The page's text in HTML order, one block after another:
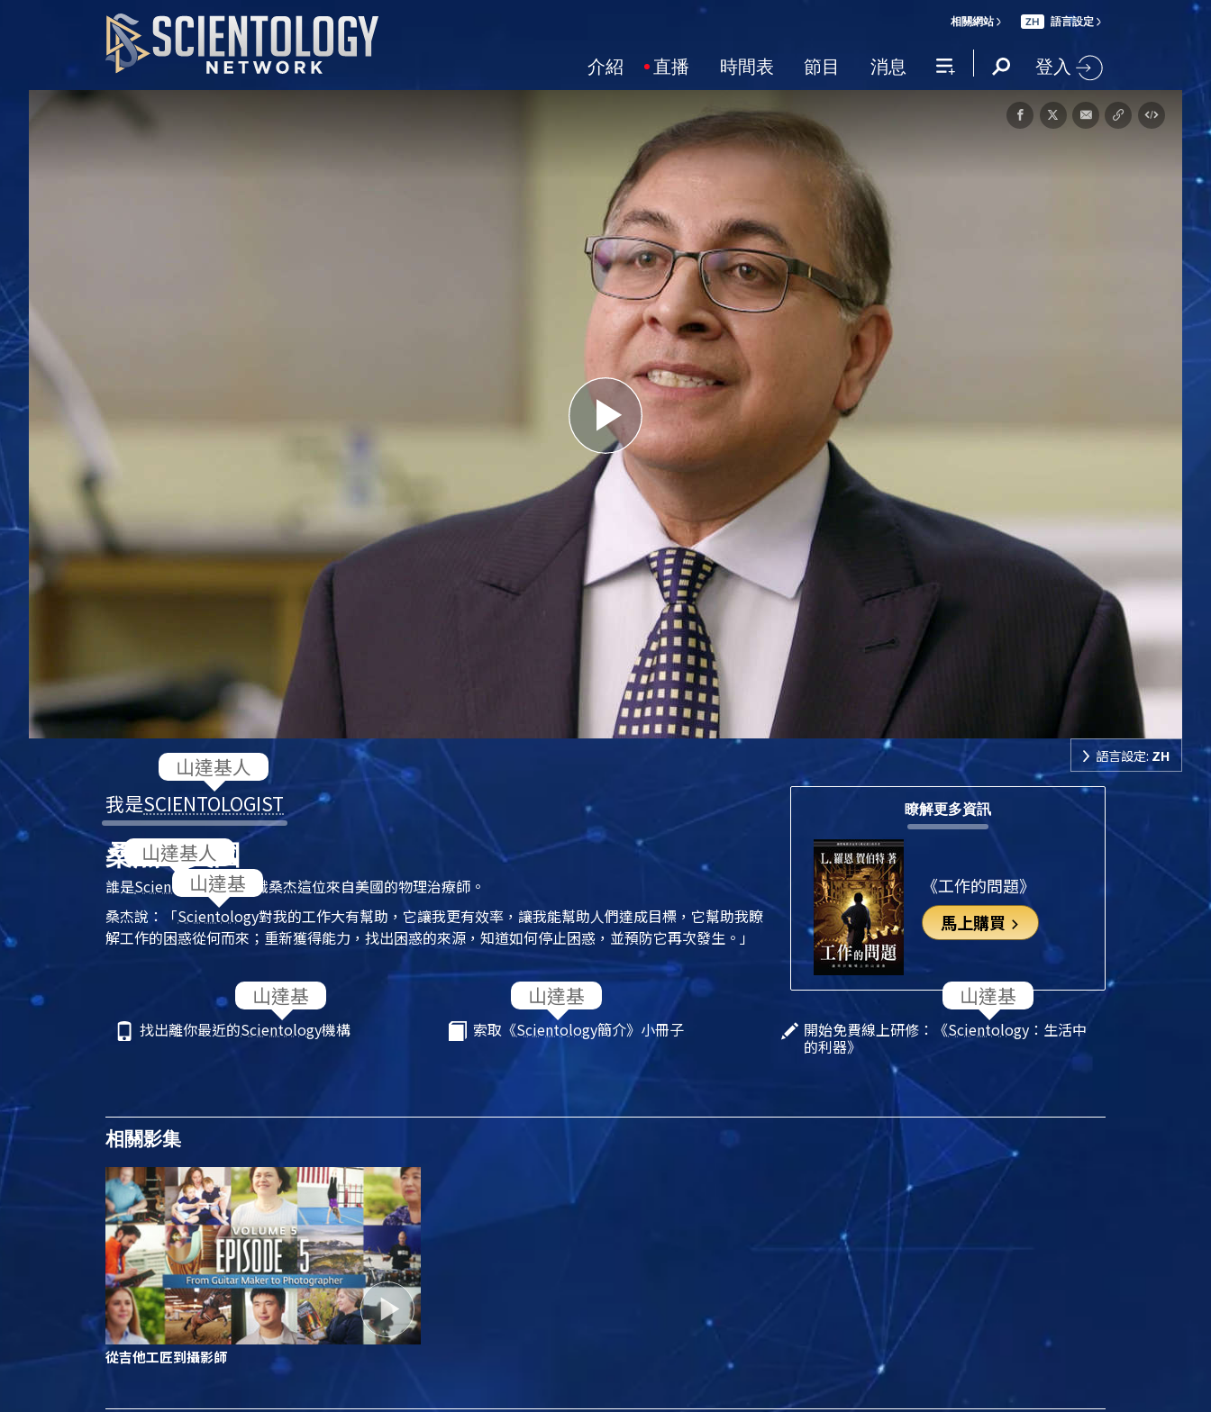
相關網站 ZH 語言設定
介紹 直播 時間表 節目 消息 登入
Play
Video
語言設定: ZH
我是SCIENTOLOGIST
桑杰，美國
誰是Scientologist？認識桑杰這位來自美國的物理治療師。
桑杰說：「Scientology對我的工作大有幫助，它讓我更有效率，讓我能幫助人們達成目標，它幫助我瞭
解工作的困惑從何而來；重新獲得能力，找出困惑的來源，知道如何停止困惑，並預防它再次發生。」
瞭解更多資訊
《工作的問題》
馬上購買
找出離你最近的Scientology機構 索取《Scientology簡介》小冊子 開始免費線上研修：《Scientology ：生活中
的利器》
相關影集
從吉他工匠到攝影師